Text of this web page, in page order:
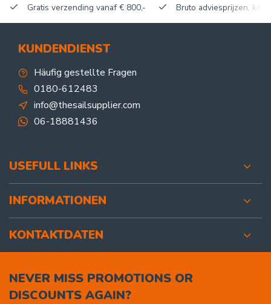
Gratis verzending vanaf € 800,- Bruto adviesprijzen,
KUNDENDIENST
Häufig gestellte Fragen
0180-612483
info@thesailsupplier.com
06-18881436
USEFULL LINKS
INFORMATIONEN
KONTAKTDATEN
NEVER MISS PROMOTIONS OR
DISCOUNTS AGAIN?